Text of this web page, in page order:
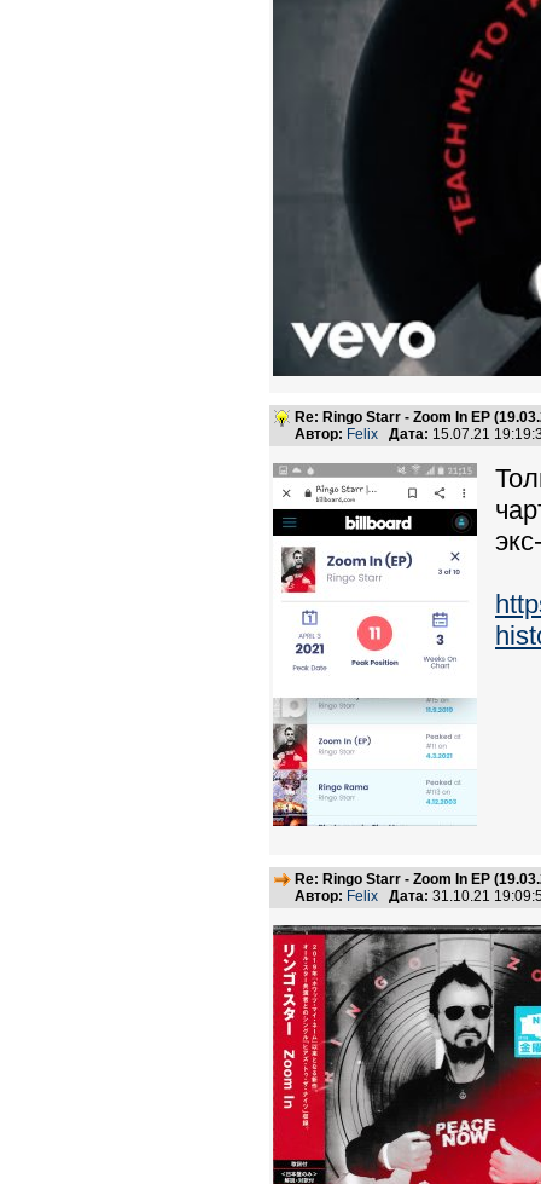
Re: Ringo Starr - Zoom In EP
Автор: Felix Дата: 15.07.21
Re: Ringo Starr - Zoom In EP
Автор: Felix Дата: 31.10.21